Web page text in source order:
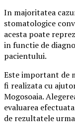
In majoritatea
stomatologice
acesta poate
in functie de
pacientului.
Este important de
fi realizata cu
Mogosoaia.
evaluarea
de rezultatele